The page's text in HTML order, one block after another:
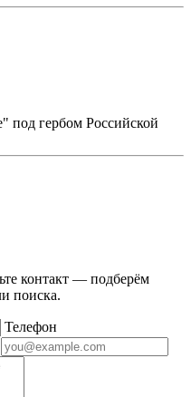
гербом Российской
контакт — подберём
поиска.
Телефон